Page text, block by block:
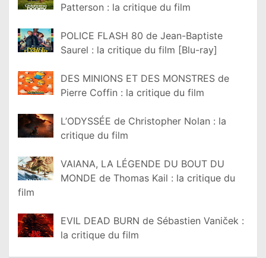
Patterson : la critique du film
POLICE FLASH 80 de Jean-Baptiste
Saurel : la critique du film [Blu-ray]
DES MINIONS ET DES MONSTRES de
Pierre Coffin : la critique du film
L’ODYSSÉE de Christopher Nolan : la
critique du film
VAIANA, LA LÉGENDE DU BOUT DU
MONDE de Thomas Kail : la critique du
film
EVIL DEAD BURN de Sébastien Vaniček :
la critique du film